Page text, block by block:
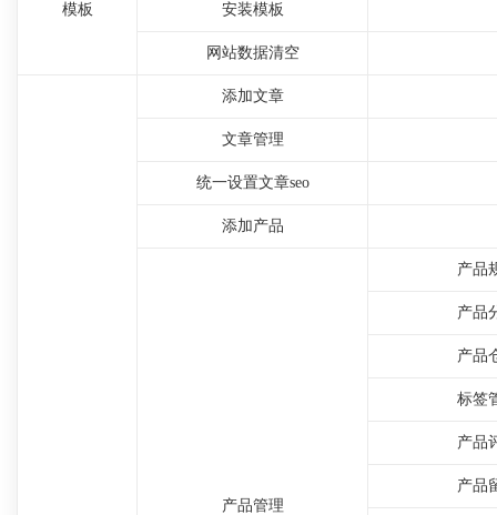
模板 安装模板
网站数据清空
添加文章
文章管理
统一设置文章seo
添加产品
产品管理
产品
产品
产品
标签
产品
产品